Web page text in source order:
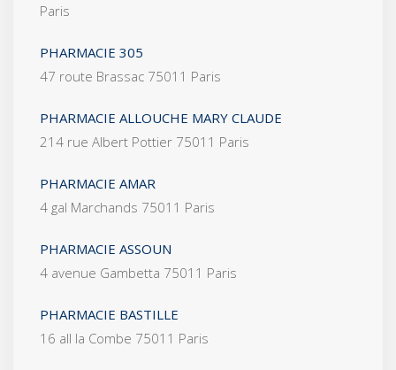
Paris
PHARMACIE 305
47 route Brassac 75011 Paris
PHARMACIE ALLOUCHE MARY CLAUDE
214 rue Albert Pottier 75011 Paris
PHARMACIE AMAR
4 gal Marchands 75011 Paris
PHARMACIE ASSOUN
4 avenue Gambetta 75011 Paris
PHARMACIE BASTILLE
16 all la Combe 75011 Paris